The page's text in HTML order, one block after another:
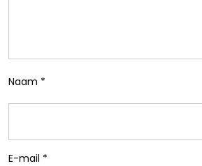
Naam *
E-mail *